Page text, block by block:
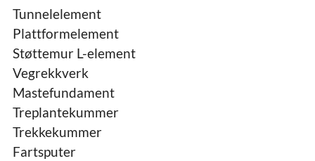
Tunnelelement
Plattformelement
Støttemur L-element
Vegrekkverk
Mastefundament
Treplantekummer
Trekkekummer
Fartsputer